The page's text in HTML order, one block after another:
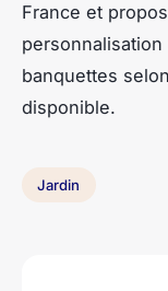
France et
banquettes
disponible.
Jardin